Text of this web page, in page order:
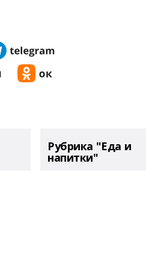
Рубрика "Еда и
напитки"